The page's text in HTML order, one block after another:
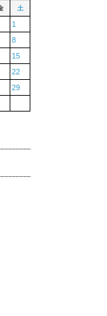
土
1
8
15
22
29